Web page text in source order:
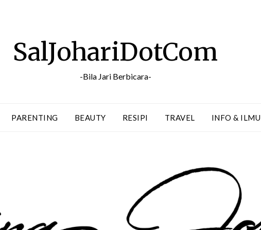
SalJohariDotCom
-Bila Jari Berbicara-
PARENTING BEAUTY RESIPI TRAVEL INFO & ILMU